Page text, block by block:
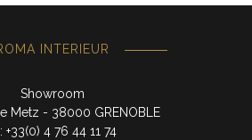
INTERIEUR
Showroom
Metz - 38000 GRENOBLE
+33(0) 4 76 44 11 74